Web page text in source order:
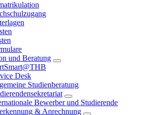
und Beratung
Desk
Studienberatung
Bewerber und Studierende
& Anrechnung